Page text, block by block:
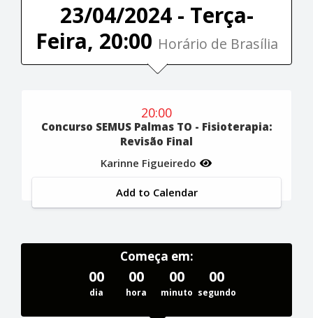
23/04/2024 - Terça-
Feira, 20:00 Horário de Brasília
20:00
Concurso SEMUS Palmas TO - Fisioterapia:
Revisão Final
Karinne Figueiredo
Add to Calendar
Começa em:
00
dia
00
hora
00
minuto
00
segundo